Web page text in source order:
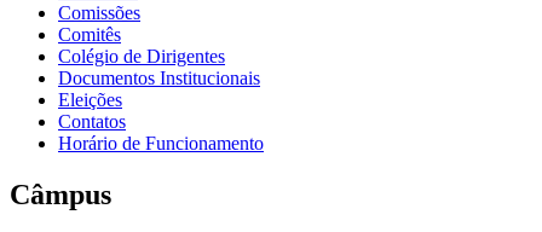
Comissões
Comitês
Colégio de Dirigentes
Documentos Institucionais
Eleições
Contatos
Horário de Funcionamento
Câmpus